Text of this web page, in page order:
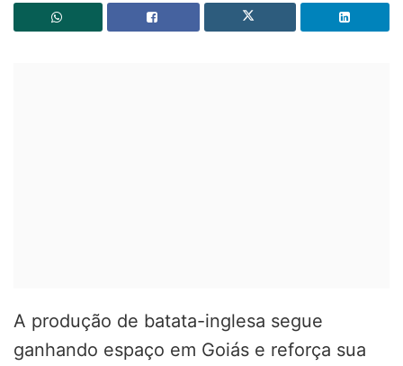
A produção de batata-inglesa segue
ganhando espaço em Goiás e reforça sua